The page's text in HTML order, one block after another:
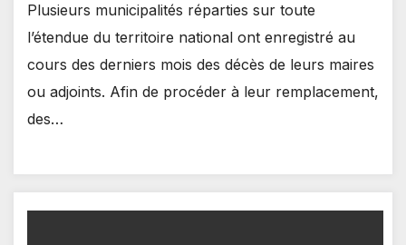
Plusieurs municipalités réparties sur toute
l’étendue du territoire national ont enregistré au
cours des derniers mois des décès de leurs maires
ou adjoints. Afin de procéder à leur remplacement,
des…